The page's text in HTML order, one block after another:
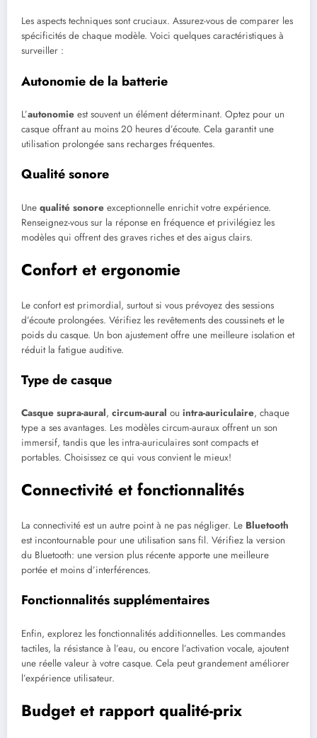
Les aspects techniques sont cruciaux. Assurez-vous de comparer les
spécificités de chaque modèle. Voici quelques caractéristiques à
surveiller :
Autonomie de la batterie
L’autonomie est souvent un élément déterminant. Optez pour un
casque offrant au moins 20 heures d’écoute. Cela garantit une
utilisation prolongée sans recharges fréquentes.
Qualité sonore
Une qualité sonore exceptionnelle enrichit votre expérience.
Renseignez-vous sur la réponse en fréquence et privilégiez les
modèles qui offrent des graves riches et des aigus clairs.
Confort et ergonomie
Le confort est primordial, surtout si vous prévoyez des sessions
d’écoute prolongées. Vérifiez les revêtements des coussinets et le
poids du casque. Un bon ajustement offre une meilleure isolation et
réduit la fatigue auditive.
Type de casque
Casque supra-aural, circum-aural ou intra-auriculaire, chaque
type a ses avantages. Les modèles circum-auraux offrent un son
immersif, tandis que les intra-auriculaires sont compacts et
portables. Choisissez ce qui vous convient le mieux!
Connectivité et fonctionnalités
La connectivité est un autre point à ne pas négliger. Le Bluetooth
est incontournable pour une utilisation sans fil. Vérifiez la version
du Bluetooth: une version plus récente apporte une meilleure
portée et moins d’interférences.
Fonctionnalités supplémentaires
Enfin, explorez les fonctionnalités additionnelles. Les commandes
tactiles, la résistance à l’eau, ou encore l’activation vocale, ajoutent
une réelle valeur à votre casque. Cela peut grandement améliorer
l’expérience utilisateur.
Budget et rapport qualité-prix